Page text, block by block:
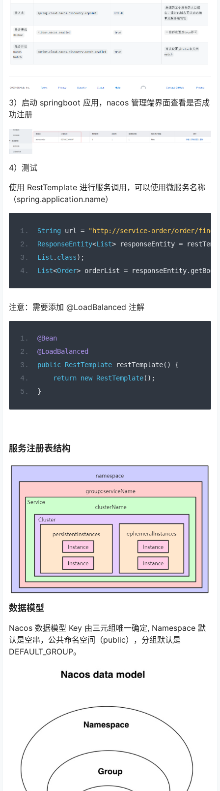
3）启动 springboot 应用，nacos 管理端界面查看是否成
功注册
4）测试
使用 RestTemplate 进行服务调用，可以使用微服务名称
（spring.application.name）
String url =
"http://service-order/order/
ResponseEntity<List> responseEntity =
List . class);
List<Order> orderList = responseEntity. getBody
注意：需要添加 @LoadBalanced 注解
@Bean
@LoadBalanced
public RestTemplate restTemplate()
{
return new RestTemplate();
}
服务注册表结构
数据模型
Nacos 数据模型 Key 由三元组唯一确定, Namespace 默
认是空串，公共命名空间（public），分组默认是
DEFAULT_GROUP。